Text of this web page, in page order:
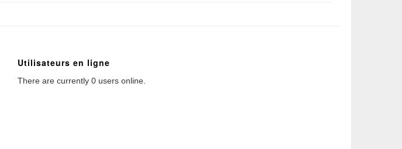
Utilisateurs en ligne
There are currently 0 users online.